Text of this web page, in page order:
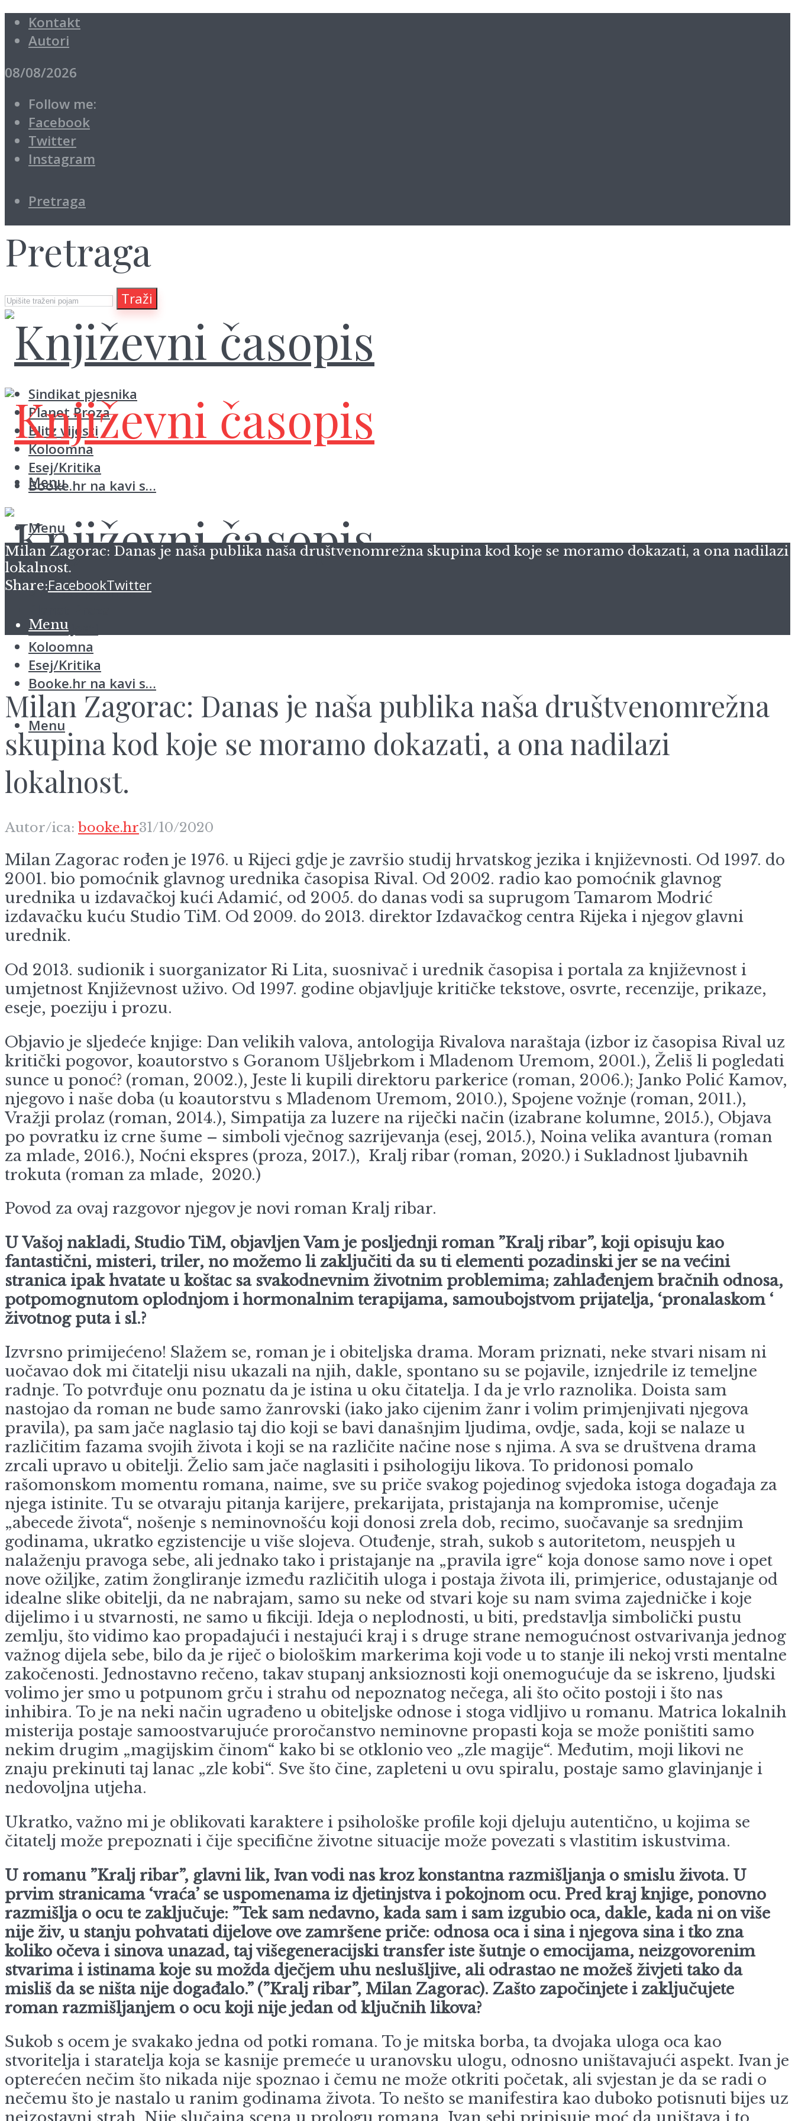
Kontakt
Autori
08/08/2026
Follow me:
Facebook
Twitter
Instagram
Pretraga
Pretraga
Traži
Sindikat pjesnika
Planet Proza
Blitz vijesti
Koloomna
Esej/Kritika
Booke.hr na kavi s…
Menu
Menu
Sindikat pjesnika
Blitz vijesti
Koloomna
Esej/Kritika
Booke.hr na kavi s…
Menu
Milan Zagorac: Danas je naša publika naša društvenomrežna skupina kod koje se moramo dokazati, a ona nadilazi
lokalnost.
Share:FacebookTwitter
Menu
Milan Zagorac: Danas je naša publika naša društvenomrežna
skupina kod koje se moramo dokazati, a ona nadilazi
lokalnost.
Autor/ica: booke.hr31/10/2020
Milan Zagorac rođen je 1976. u Rijeci gdje je završio studij hrvatskog jezika i književnosti. Od 1997. do
2001. bio pomoćnik glavnog urednika časopisa Rival. Od 2002. radio kao pomoćnik glavnog
urednika u izdavačkoj kući Adamić, od 2005. do danas vodi sa suprugom Tamarom Modrić
izdavačku kuću Studio TiM. Od 2009. do 2013. direktor Izdavačkog centra Rijeka i njegov glavni
urednik.
Od 2013. sudionik i suorganizator Ri Lita, suosnivač i urednik časopisa i portala za književnost i
umjetnost Književnost uživo. Od 1997. godine objavljuje kritičke tekstove, osvrte, recenzije, prikaze,
eseje, poeziju i prozu.
Objavio je sljedeće knjige: Dan velikih valova, antologija Rivalova naraštaja (izbor iz časopisa Rival uz
kritički pogovor, koautorstvo s Goranom Ušljebrkom i Mladenom Uremom, 2001.), Želiš li pogledati
sunce u ponoć? (roman, 2002.), Jeste li kupili direktoru parkerice (roman, 2006.); Janko Polić Kamov,
njegovo i naše doba (u koautorstvu s Mladenom Uremom, 2010.), Spojene vožnje (roman, 2011.),
Vražji prolaz (roman, 2014.), Simpatija za luzere na riječki način (izabrane kolumne, 2015.), Objava
po povratku iz crne šume – simboli vječnog sazrijevanja (esej, 2015.), Noina velika avantura (roman
za mlade, 2016.), Noćni ekspres (proza, 2017.), Kralj ribar (roman, 2020.) i Sukladnost ljubavnih
trokuta (roman za mlade, 2020.)
Povod za ovaj razgovor njegov je novi roman Kralj ribar.
U Vašoj nakladi, Studio TiM, objavljen Vam je posljednji roman ”Kralj ribar”, koji opisuju kao
fantastični, misteri, triler, no možemo li zaključiti da su ti elementi pozadinski jer se na većini
stranica ipak hvatate u koštac sa svakodnevnim životnim problemima; zahlađenjem bračnih odnosa,
potpomognutom oplodnjom i hormonalnim terapijama, samoubojstvom prijatelja, ‘pronalaskom ‘
životnog puta i sl.?
Izvrsno primijećeno! Slažem se, roman je i obiteljska drama. Moram priznati, neke stvari nisam ni
uočavao dok mi čitatelji nisu ukazali na njih, dakle, spontano su se pojavile, iznjedrile iz temeljne
radnje. To potvrđuje onu poznatu da je istina u oku čitatelja. I da je vrlo raznolika. Doista sam
nastojao da roman ne bude samo žanrovski (iako jako cijenim žanr i volim primjenjivati njegova
pravila), pa sam jače naglasio taj dio koji se bavi današnjim ljudima, ovdje, sada, koji se nalaze u
različitim fazama svojih života i koji se na različite načine nose s njima. A sva se društvena drama
zrcali upravo u obitelji. Želio sam jače naglasiti i psihologiju likova. To pridonosi pomalo
rašomonskom momentu romana, naime, sve su priče svakog pojedinog svjedoka istoga događaja za
njega istinite. Tu se otvaraju pitanja karijere, prekarijata, pristajanja na kompromise, učenje
„abecede života“, nošenje s neminovnošću koji donosi zrela dob, recimo, suočavanje sa srednjim
godinama, ukratko egzistencije u više slojeva. Otuđenje, strah, sukob s autoritetom, neuspjeh u
nalaženju pravoga sebe, ali jednako tako i pristajanje na „pravila igre“ koja donose samo nove i opet
nove ožiljke, zatim žongliranje između različitih uloga i postaja života ili, primjerice, odustajanje od
idealne slike obitelji, da ne nabrajam, samo su neke od stvari koje su nam svima zajedničke i koje
dijelimo i u stvarnosti, ne samo u fikciji. Ideja o neplodnosti, u biti, predstavlja simbolički pustu
zemlju, što vidimo kao propadajući i nestajući kraj i s druge strane nemogućnost ostvarivanja jednog
važnog dijela sebe, bilo da je riječ o biološkim markerima koji vode u to stanje ili nekoj vrsti mentalne
zakočenosti. Jednostavno rečeno, takav stupanj anksioznosti koji onemogućuje da se iskreno, ljudski
volimo jer smo u potpunom grču i strahu od nepoznatog nečega, ali što očito postoji i što nas
inhibira. To je na neki način ugrađeno u obiteljske odnose i stoga vidljivo u romanu. Matrica lokalnih
misterija postaje samoostvarujuće proročanstvo neminovne propasti koja se može poništiti samo
nekim drugim „magijskim činom“ kako bi se otklonio veo „zle magije“. Međutim, moji likovi ne
znaju prekinuti taj lanac „zle kobi“. Sve što čine, zapleteni u ovu spiralu, postaje samo glavinjanje i
nedovoljna utjeha.
Ukratko, važno mi je oblikovati karaktere i psihološke profile koji djeluju autentično, u kojima se
čitatelj može prepoznati i čije specifične životne situacije može povezati s vlastitim iskustvima.
U romanu ”Kralj ribar”, glavni lik, Ivan vodi nas kroz konstantna razmišljanja o smislu života. U
prvim stranicama ‘vraća’ se uspomenama iz djetinjstva i pokojnom ocu. Pred kraj knjige, ponovno
razmišlja o ocu te zaključuje: ”Tek sam nedavno, kada sam i sam izgubio oca, dakle, kada ni on više
nije živ, u stanju pohvatati dijelove ove zamršene priče: odnosa oca i sina i njegova sina i tko zna
koliko očeva i sinova unazad, taj višegeneracijski transfer iste šutnje o emocijama, neizgovorenim
stvarima i istinama koje su možda dječjem uhu neslušljive, ali odrastao ne možeš živjeti tako da
misliš da se ništa nije događalo.” (”Kralj ribar”, Milan Zagorac). Zašto započinjete i zaključujete
roman razmišljanjem o ocu koji nije jedan od ključnih likova?
Sukob s ocem je svakako jedna od potki romana. To je mitska borba, ta dvojaka uloga oca kao
stvoritelja i staratelja koja se kasnije premeće u uranovsku ulogu, odnosno uništavajući aspekt. Ivan je
opterećen nečim što nikada nije spoznao i čemu ne može otkriti početak, ali svjestan je da se radi o
nečemu što je nastalo u ranim godinama života. To nešto se manifestira kao duboko potisnuti bijes uz